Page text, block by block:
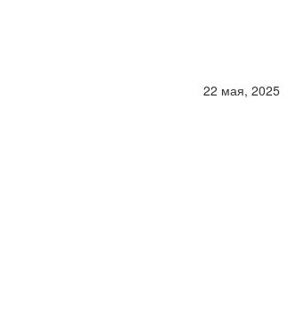
22 мая, 2025